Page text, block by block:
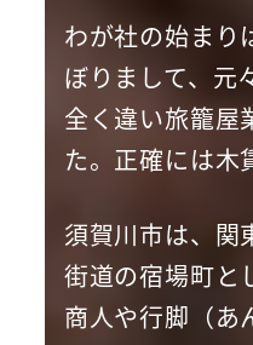
わが社の始まり
ぼりまして、元
全く違い旅籠屋
た。正確には木
須賀川市は、関
街道の宿場町と
商人や行脚（あ